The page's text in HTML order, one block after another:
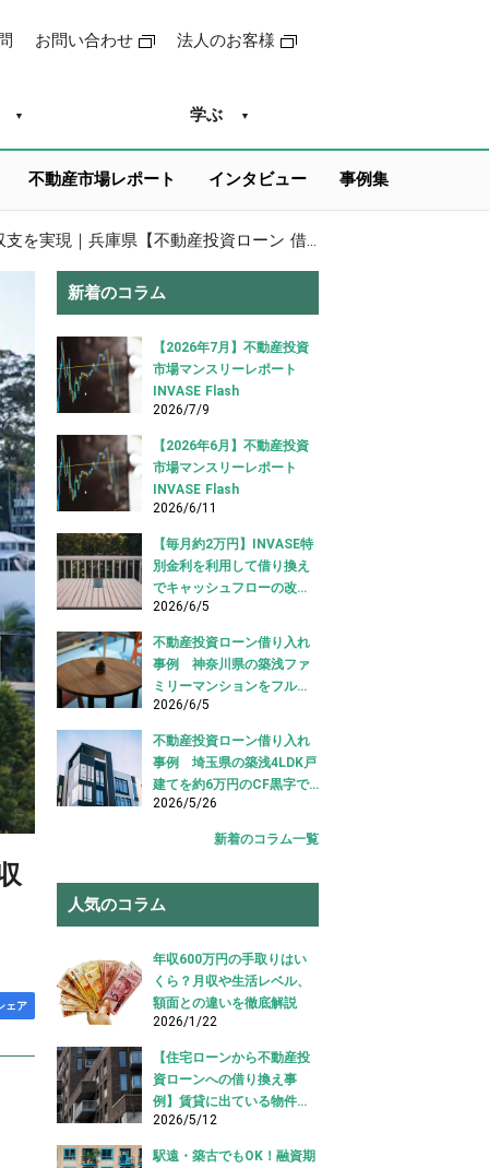
お問い合わせ 法人のお客様
学ぶ
不動産市場レポート インタビュー 事例集
3LDKのファミリー区分マンションを借り入れ、毎月約3万円の黒字収支を実現｜兵庫県【不動産投資ローン 借り入れ事例】
ェア
新着のコラム
【2026年7月】不動産投資
市場マンスリーレポート
INVASE Flash
2026/7/9
【2026年6月】不動産投資
市場マンスリーレポート
INVASE Flash
2026/6/11
【毎月約2万円】INVASE特
別金利を利用して借り換え
でキャッシュフローの改善
に成功！｜東京都江東区
【不動産投資ローン 借り換
え事例】
2026/6/5
不動産投資ローン借り入れ
事例 神奈川県の築浅ファ
ミリーマンションをフルロ
ーンで借り入れ成功【不動
産投資ローン借り入れ事
例】
2026/6/5
不動産投資ローン借り入れ
事例 埼玉県の築浅4LDK戸
建てを約6万円のCF黒字で
借り入れ成功【不動産投資
ローン 借り入れ事例】
2026/5/26
新着のコラム一覧
人気のコラム
年収600万円の手取りはい
くら？月収や生活レベル、
額面との違いを徹底解説
2026/1/22
【住宅ローンから不動産投
資ローンへの借り換え事
例】賃貸に出ている物件を
適切な投資ローンへ切り替
え！
2026/5/12
駅遠・築古でもOK！融資期